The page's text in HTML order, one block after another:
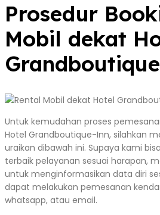
Prosedur
Mobil dekat
Untuk kemudahan proses
Hotel Grandboutique-Inn, silahkan
uraikan dibawah ini. Supaya kami
terbaik pelayanan sesuai harapan,
untuk menginformasikan data diri
dapat melakukan pemesanan
whatsapp, atau email.